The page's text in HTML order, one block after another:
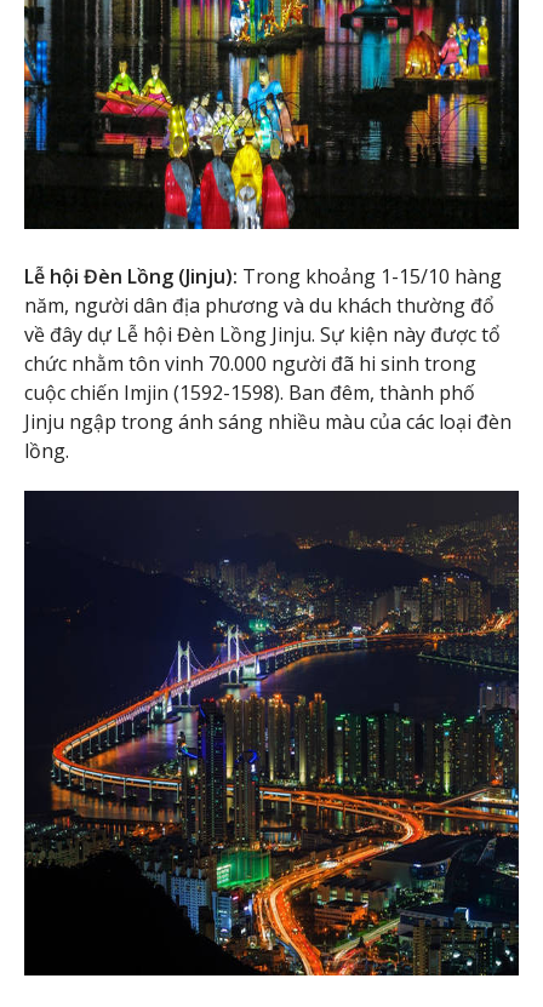
Lễ hội Đèn Lồng (Jinju): Trong khoảng 1-15/10 hàng
năm, người dân địa phương và du khách thường đổ
về đây dự Lễ hội Đèn Lồng Jinju. Sự kiện này được tổ
chức nhằm tôn vinh 70.000 người đã hi sinh trong
cuộc chiến Imjin (1592-1598). Ban đêm, thành phố
Jinju ngập trong ánh sáng nhiều màu của các loại đèn
lồng.